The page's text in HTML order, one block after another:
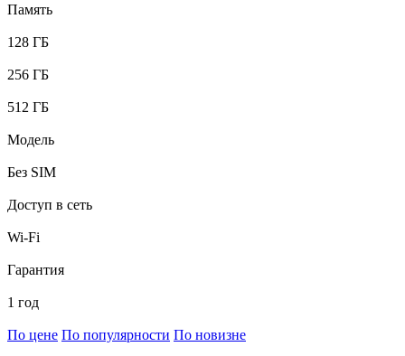
Память
128 ГБ
256 ГБ
512 ГБ
Модель
Без SIM
Доступ в сеть
Wi-Fi
Гарантия
1 год
По цене По популярности По новизне